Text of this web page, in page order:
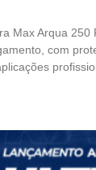
Max Arqua 250
com